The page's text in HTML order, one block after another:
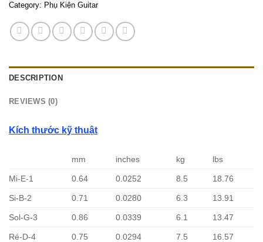
Category: Phụ Kiện Guitar
DESCRIPTION
REVIEWS (0)
Kích thước kỹ thuật
mm inches kg lbs
Mi-E-1 0.64 0.0252 8.5 18.76
Si-B-2 0.71 0.0280 6.3 13.91
Sol-G-3 0.86 0.0339 6.1 13.47
Ré-D-4 0.75 0.0294 7.5 16.57